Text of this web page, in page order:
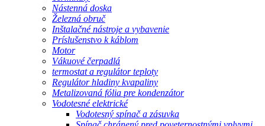
Nástenná doska
Železná obruč
Inštalačné nástroje a vybavenie
Príslušenstvo k káblom
Motor
Vákuové čerpadlá
termostat a regulátor teploty
Regulátor hladiny kvapaliny
Metalizovaná fólia pre kondenzátor
Vodotesné elektrické
Vodotesný spínač a zásuvka